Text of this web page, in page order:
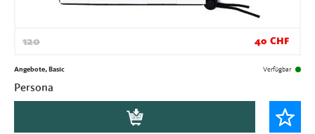
120 40 CHF
Angebote, Basic Verfügbar
Persona